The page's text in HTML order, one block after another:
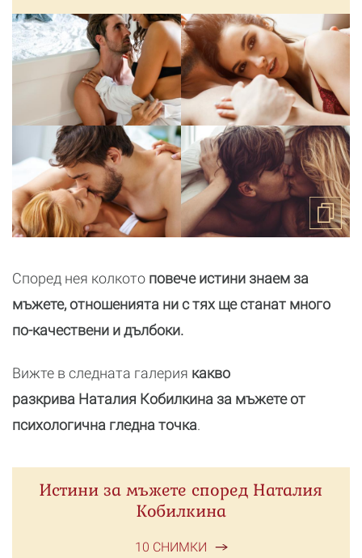
Според нея колкото повече истини знаем за
мъжете, отношенията ни с тях ще станат много
по-качествени и дълбоки.
Вижте в следната галерия какво
разкрива Наталия Кобилкина за мъжете от
психологична гледна точка.
Истини за мъжете според Наталия
Кобилкина
10 СНИМКИ